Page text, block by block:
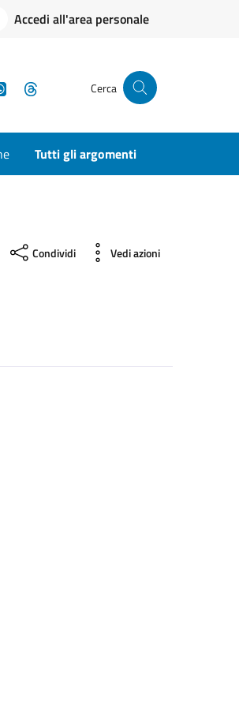
Accedi all'area personale
WhatsApp Cerca
Tutti gli argomenti
Condividi Vedi azioni